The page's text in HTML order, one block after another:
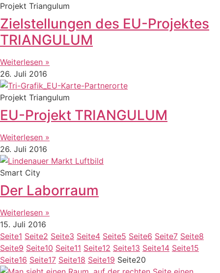
Projekt Triangulum
Zielstellungen des EU-Projektes
TRIANGULUM
Weiterlesen »
26. Juli 2016
Projekt Triangulum
EU-Projekt TRIANGULUM
Weiterlesen »
26. Juli 2016
Smart City
Der Laborraum
Weiterlesen »
15. Juli 2016
Seite1 Seite2 Seite3 Seite4 Seite5 Seite6 Seite7 Seite8
Seite9 Seite10 Seite11 Seite12 Seite13 Seite14 Seite15
Seite16 Seite17 Seite18 Seite19 Seite20